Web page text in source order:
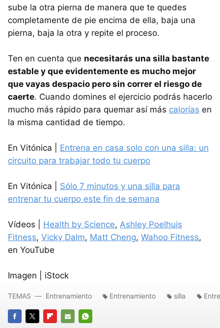
sube la otra pierna de manera que te quedes
completamente de pie encima de ella, baja una
pierna, baja la otra y repite el proceso.
Ten en cuenta que necesitarás una silla bastante
estable y que evidentemente es mucho mejor
que vayas despacio pero sin correr el riesgo de
caerte. Cuando domines el ejercicio podrás hacerlo
mucho más rápido para quemar así más calorías en
la misma cantidad de tiempo.
En Vitónica | Entrena en casa solo con una silla: un
circuito para trabajar todo tu cuerpo
En Vitónica | Sólo 7 minutos y una silla para
entrenar tu cuerpo este fin de semana
Vídeos | Health by Science, Ashley Poelhuis
Fitness, Vicky Dalm, Matt Cheng, Wahoo Fitness,
en YouTube
Imagen | iStock
TEMAS Entrenamiento Entrenamiento silla